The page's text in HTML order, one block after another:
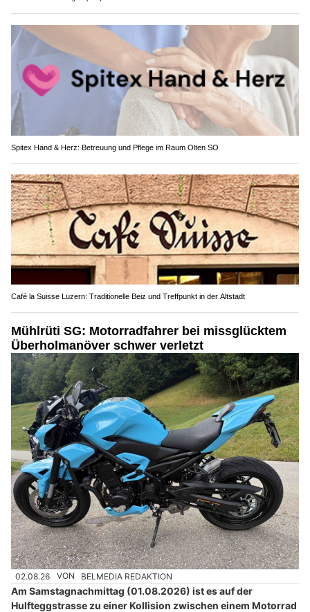
Spitex Hand & Herz: Betreuung und Pflege im Raum Olten SO
Café la Suisse Luzern: Traditionelle Beiz und Treffpunkt in der Altstadt
Mühlrüti SG: Motorradfahrer bei missglücktem
Überholmanöver schwer verletzt
02.08.26 VON BELMEDIA REDAKTION
Am Samstagnachmittag (01.08.2026) ist es auf der
Hulfteggstrasse zu einer Kollision zwischen einem Motorrad